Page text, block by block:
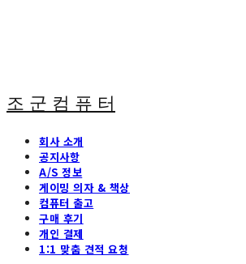
조 군 컴 퓨 터
회사 소개
공지사항
A/S 정보
게이밍 의자 & 책상
컴퓨터 출고
구매 후기
개인 결제
1:1 맞춤 견적 요청